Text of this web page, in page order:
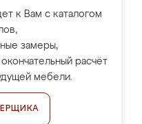
к Вам с каталогом
замеры,
расчёт
мебели.